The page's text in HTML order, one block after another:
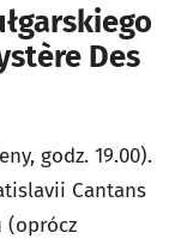
Des
godz. 19.00).
Cantans
(oprócz